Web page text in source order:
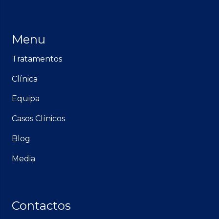
Menu
Tratamentos
Clínica
Equipa
Casos Clínicos
Blog
Media
Contactos